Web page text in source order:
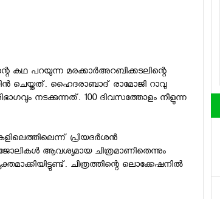
കഥ പറയുന്ന മരക്കാര്‍അറബിക്കടലിന്റെ
ചെയ്തത്. ഹൈദരാബാദ് രാമോജി റാവു
നടക്കുന്നത്. 100 ദിവസത്തോളം നീളുന്ന
പ്രിയദര്‍ശന്‍
ആവശ്യമായ ചിത്രമാണിതെന്നും
ചിത്രത്തിന്റെ ലൊക്കേഷനില്‍